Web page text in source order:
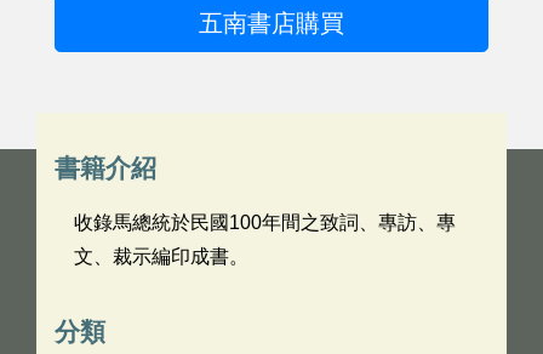
五南書店購買
書籍介紹
收錄馬總統於民國100年間之致詞、專訪、專
文、裁示編印成書。
分類